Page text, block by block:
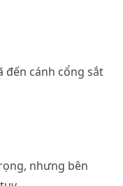
đến cánh cổng sắt
nhưng bên